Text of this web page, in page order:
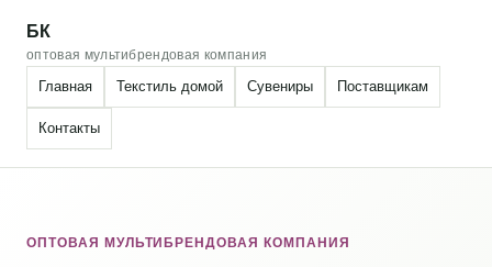
БК
оптовая мультибрендовая компания
Главная Текстиль домой Сувениры Поставщикам
Контакты
ОПТОВАЯ МУЛЬТИБРЕНДОВАЯ КОМПАНИЯ